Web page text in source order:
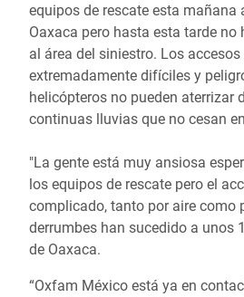
equipos de rescate esta mañana
Oaxaca pero hasta esta tarde no
al área del siniestro. Los accesos
extremadamente difíciles y
helicópteros no pueden aterrizar
continuas lluvias que no cesan
"La gente está muy ansiosa
los equipos de rescate pero el
complicado, tanto por aire como
derrumbes han sucedido a unos
de Oaxaca.
“Oxfam México está ya en